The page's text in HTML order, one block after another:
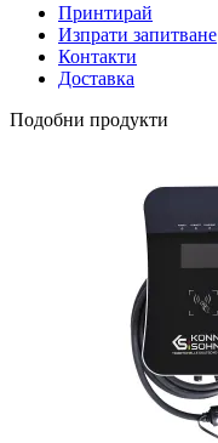
Принтирай
Изпрати запитване
Контакти
Доставка
Подобни продукти